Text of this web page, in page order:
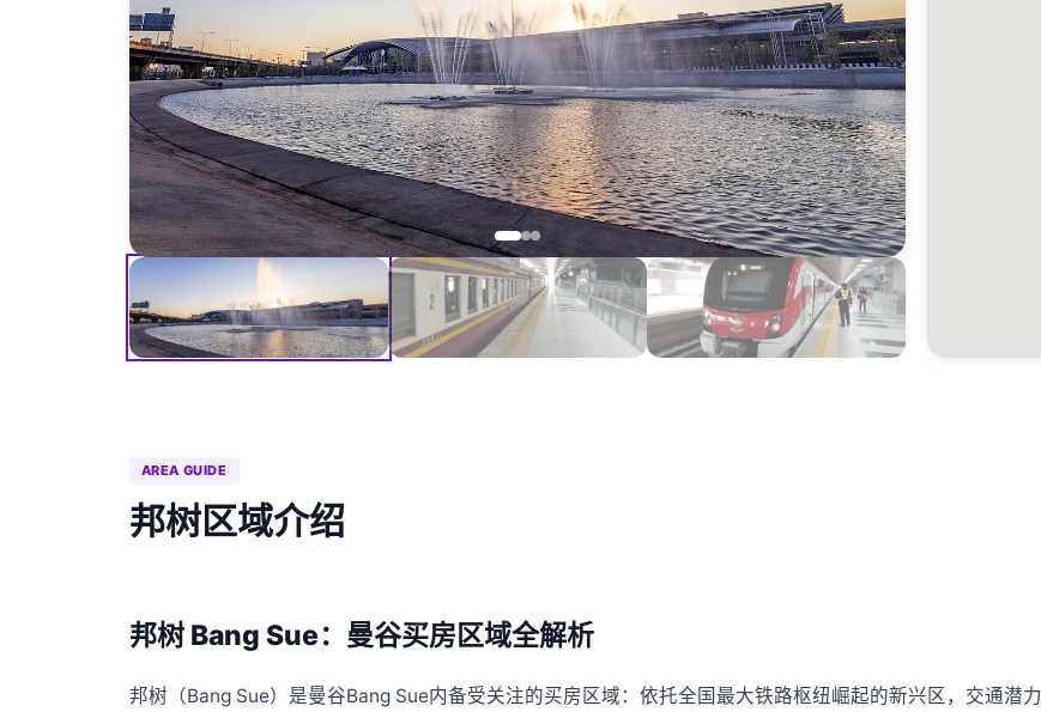
AREA GUIDE
邦树区域介绍
邦树 Bang Sue：曼谷买房区域全解析
邦树（Bang Sue）是曼谷Bang Sue内备受关注的买房区域：依托全国最大铁路枢纽崛起的新兴区，交通潜力